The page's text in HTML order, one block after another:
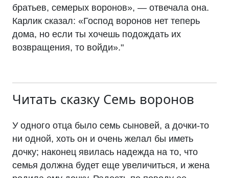
братьев, семерых воронов», — отвечала она.
Карлик сказал: «Господ воронов нет теперь
дома, но если ты хочешь подождать их
возвращения, то войди»."
Читать сказку Семь воронов
У одного отца было семь сыновей, а дочки-то
ни одной, хоть он и очень желал бы иметь
дочку; наконец явилась надежда на то, что
семья должна будет еще увеличиться, и жена